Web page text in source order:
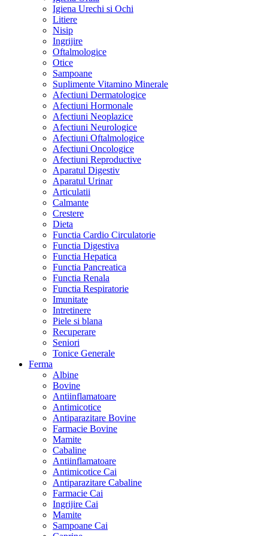
Igiena Urechi si Ochi
Litiere
Nisip
Ingrijire
Oftalmologice
Otice
Sampoane
Suplimente Vitamino Minerale
Afectiuni Dermatologice
Afectiuni Hormonale
Afectiuni Neoplazice
Afectiuni Neurologice
Afectiuni Oftalmologice
Afectiuni Oncologice
Afectiuni Reproductive
Aparatul Digestiv
Aparatul Urinar
Articulatii
Calmante
Crestere
Dieta
Functia Cardio Circulatorie
Functia Digestiva
Functia Hepatica
Functia Pancreatica
Functia Renala
Functia Respiratorie
Imunitate
Intretinere
Piele si blana
Recuperare
Seniori
Tonice Generale
Ferma
Albine
Bovine
Antiinflamatoare
Antimicotice
Antiparazitare Bovine
Farmacie Bovine
Mamite
Cabaline
Antiinflamatoare
Antimicotice Cai
Antiparazitare Cabaline
Farmacie Cai
Ingrijire Cai
Mamite
Sampoane Cai